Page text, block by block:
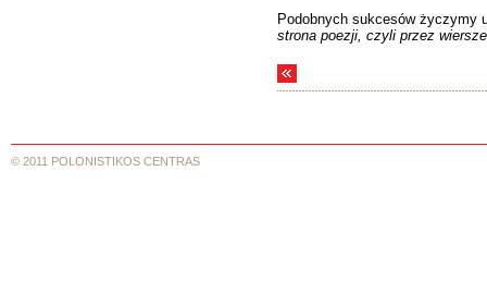
Podobnych sukcesów
strona poezji, czyli przez
© 2011 POLONISTIKOS CENTRAS